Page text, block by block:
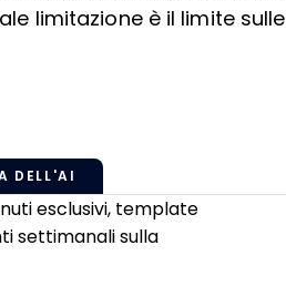
limitazione è il limite sulle
DELL'AI
esclusivi, template
settimanali sulla